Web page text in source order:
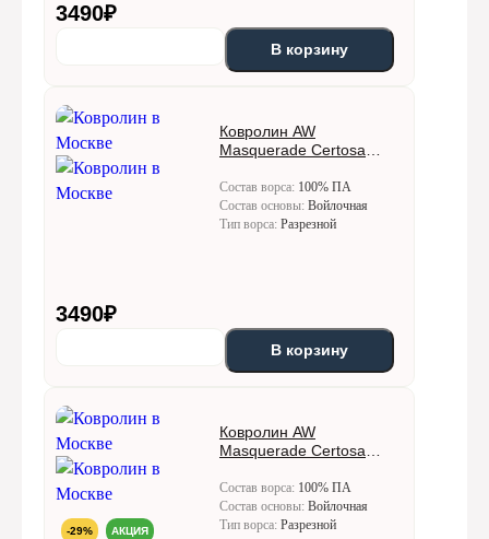
3490₽
В корзину
Ковролин AW
Masquerade Certosa
Состав ворса: 100% ПА
Состав основы: Войлочная
Тип ворса: Разрезной
3490₽
В корзину
-29% АКЦИЯ
Ковролин AW
Masquerade Certosa
Состав ворса: 100% ПА
Состав основы: Войлочная
Тип ворса: Разрезной